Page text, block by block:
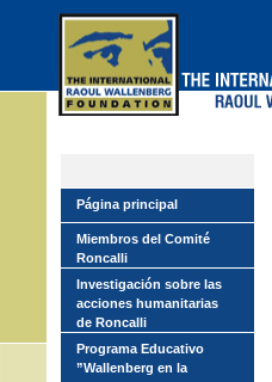
Página principal
Miembros del Comité
Roncalli
Investigación sobre las
acciones humanitarias
de Roncalli
Programa Educativo
”Wallenberg en la